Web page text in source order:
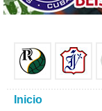
Inicio